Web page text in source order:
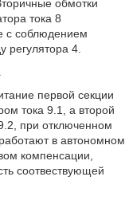
обмотки
тока 8
с соблюдением
регулятора 4.
первой секции
тока 9.1, а второй
при отключенном
в автономном
компенсации,
соотвествующей